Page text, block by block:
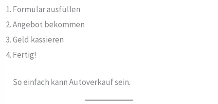
Formular ausfüllen
Angebot bekommen
Geld kassieren
Fertig!
So einfach kann Autoverkauf sein.